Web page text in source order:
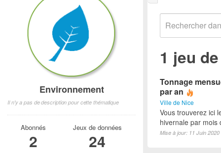
1 jeu
Tonnage
par an
Ville de Nice
Vous trouverez ici
hivernale par
Mise à jour: 11 Juin 2020
Environnement
Il n'y a pas de description pour cette thématique
Abonnés
2
Jeux de données
24